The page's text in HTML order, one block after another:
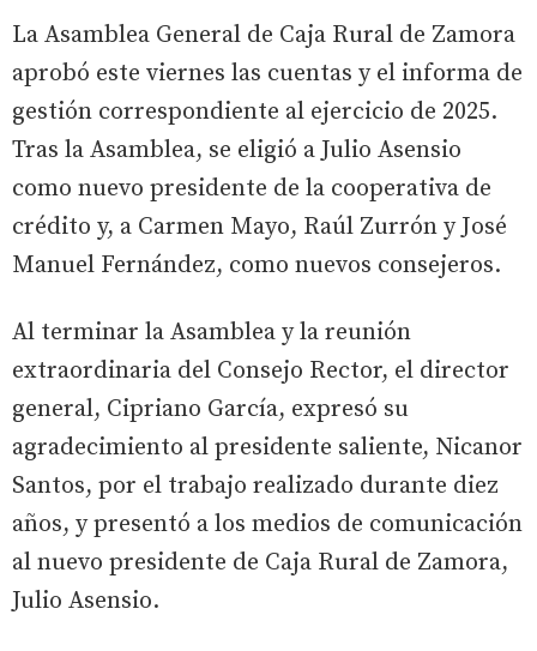
La Asamblea General de Caja Rural de Zamora
aprobó este viernes las cuentas y el informa de
gestión correspondiente al ejercicio de 2025.
Tras la Asamblea, se eligió a Julio Asensio
como nuevo presidente de la cooperativa de
crédito y, a Carmen Mayo, Raúl Zurrón y José
Manuel Fernández, como nuevos consejeros.
Al terminar la Asamblea y la reunión
extraordinaria del Consejo Rector, el director
general, Cipriano García, expresó su
agradecimiento al presidente saliente, Nicanor
Santos, por el trabajo realizado durante diez
años, y presentó a los medios de comunicación
al nuevo presidente de Caja Rural de Zamora,
Julio Asensio.